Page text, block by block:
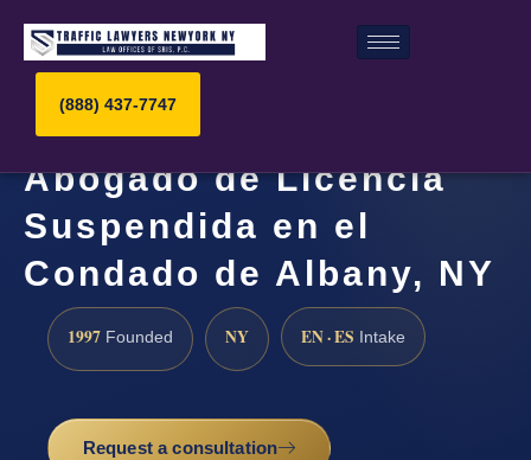
(888) 437-7747
Abogado de Licencia
Suspendida en el
Condado de Albany, NY
1997 Founded NY EN · ES Intake
Request a consultation